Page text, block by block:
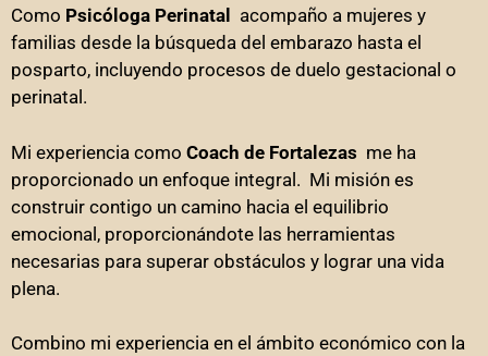
Como Psicóloga Perinatal
acompaño a mujeres y
familias desde la búsqueda del embarazo hasta el
posparto, incluyendo procesos de duelo gestacional o
perinatal.
Mi experiencia como Coach de Fortalezas me ha
proporcionado un enfoque integral. Mi misión es
construir contigo un camino hacia el equilibrio
emocional, proporcionándote las herramientas
necesarias para superar obstáculos y lograr una vida
plena.
Combino mi experiencia en el ámbito económico con la